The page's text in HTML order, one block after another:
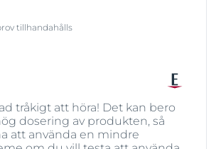
tillhandahålls
tråkigt att höra! Det kan bero
dosering av produkten, så
att använda en mindre